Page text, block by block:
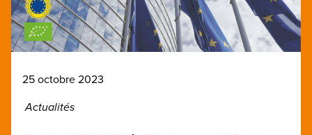
25 octobre 2023
Actualités